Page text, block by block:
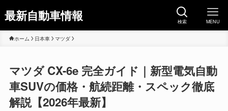
最新自動車情報 検索 MENU
ホーム 日本車 マツダ
マツダ CX-6e 完全ガイド｜新型電気自動
車SUVの価格・航続距離・スペック徹底
解説【2026年最新】